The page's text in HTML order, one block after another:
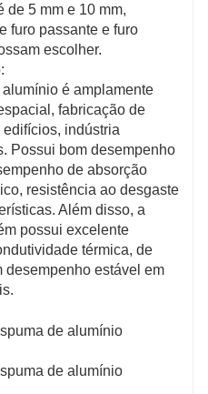
de 5 mm e 10 mm,
furo passante e furo
escolher.
é amplamente
fabricação de
indústria
Possui bom desempenho
de absorção
resistência ao desgaste
Além disso, a
possui excelente
térmica, de
desempenho estável em